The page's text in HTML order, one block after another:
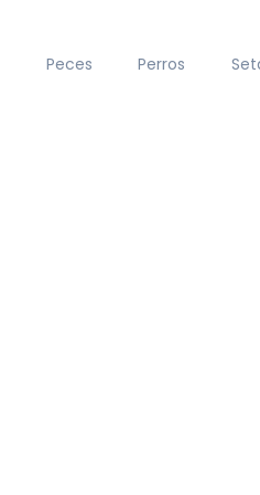
Peces Perros